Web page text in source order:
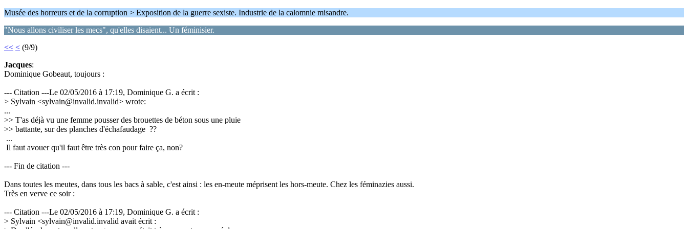
Musée des horreurs et de la corruption > Exposition de la guerre sexiste. Industrie de la calomnie misandre.
"Nous allons civiliser les mecs", qu'elles disaient... Un féminisier.
<< < (9/9)
Jacques:
Dominique Gobeaut, toujours :
--- Citation ---Le 02/05/2016 à 17:19, Dominique G. a écrit :
> Sylvain <sylvain@invalid.invalid> wrote:
...
>> T'as déjà vu une femme pousser des brouettes de béton sous une pluie
>> battante, sur des planches d'échafaudage ??
...
Il faut avouer qu'il faut être très con pour faire ça, non?
--- Fin de citation ---
Dans toutes les meutes, dans tous les bacs à sable, c'est ainsi : les en-meute méprisent les hors-meute. Chez les féminazies aussi.
Très en verve ce soir :
--- Citation ---Le 02/05/2016 à 17:19, Dominique G. a écrit :
> Sylvain <sylvain@invalid.invalid avait écrit :